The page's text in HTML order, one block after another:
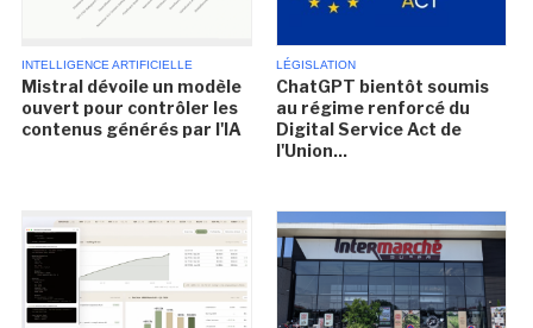
INTELLIGENCE ARTIFICIELLE
Mistral dévoile un modèle
ouvert pour contrôler les
contenus générés par l'IA
LÉGISLATION
ChatGPT bientôt soumis
au régime renforcé du
Digital Service Act de
l'Union...